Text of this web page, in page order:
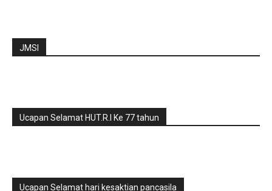
JMSI
Ucapan Selamat HUT.R.I Ke 77 tahun
Ucapan Selamat hari kesaktian pancasila